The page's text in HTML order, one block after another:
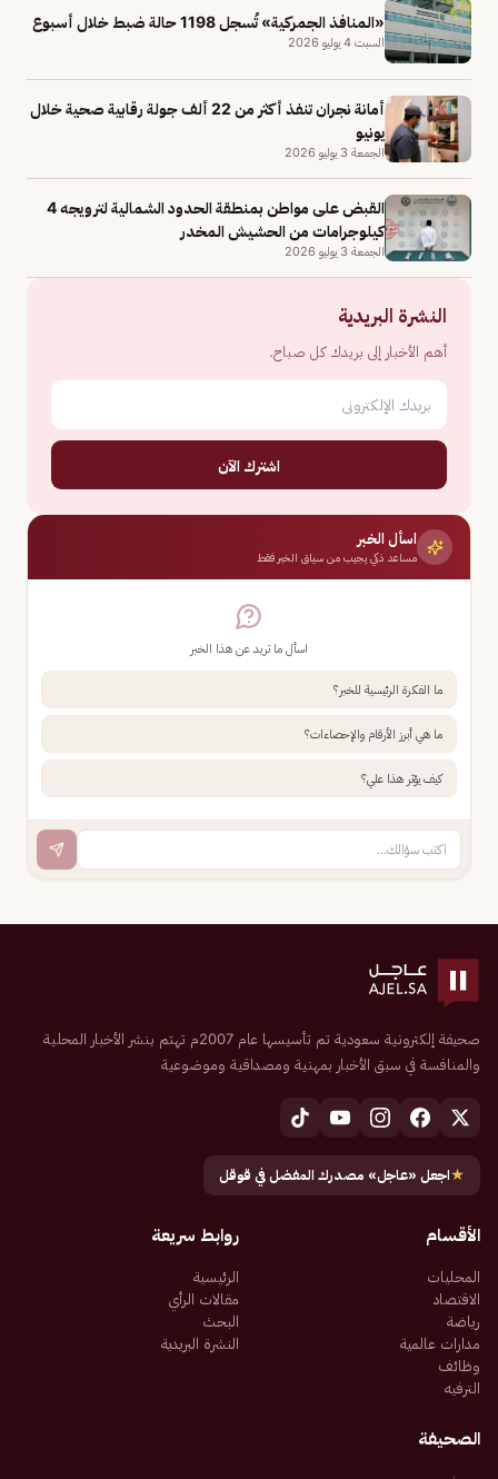
«المنافذ الجمركية» تُسجل 1198 حالة ضبط خلال أسبوع
السبت 4 يوليو 2026
أمانة نجران تنفذ أكثر من 22 ألف جولة رقابية صحية خلال
يونيو
الجمعة 3 يوليو 2026
القبض على مواطن بمنطقة الحدود الشمالية لترويجه 4
كيلوجرامات من الحشيش المخدر
الجمعة 3 يوليو 2026
النشرة البريدية
أهم الأخبار إلى بريدك كل صباح.
اشترك الآن
اسأل الخبر
مساعد ذكي يجيب من سياق الخبر فقط
اسأل ما تريد عن هذا الخبر
ما الفكرة الرئيسية للخبر؟
ما هي أبرز الأرقام والإحصاءات؟
كيف يؤثر هذا علي؟
صحيفة إلكترونية سعودية تم تأسيسها عام 2007م تهتم بنشر الأخبار المحلية
والمنافسة في سبق الأخبار بمهنية ومصداقية وموضوعية
★اجعل «عاجل» مصدرك المفضل في قوقل
الأقسام
المحليات
الاقتصاد
رياضة
مدارات عالمية
وظائف
الترفيه
روابط سريعة
الرئيسية
مقالات الرأي
البحث
النشرة البريدية
الصحيفة